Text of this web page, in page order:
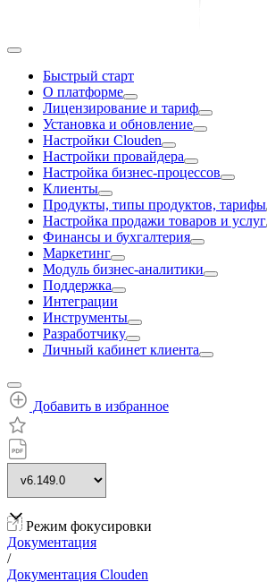
Быстрый старт
О платформе
Лицензирование и тариф
Установка и обновление
Настройки Clouden
Настройки провайдера
Настройка бизнес-процессов
Клиенты
Продукты, типы продуктов, тарифы
Настройка продажи товаров и услуг
Финансы и бухгалтерия
Маркетинг
Модуль бизнес-аналитики
Поддержка
Интеграции
Инструменты
Разработчику
Личный кабинет клиента
Добавить в избранное
Режим фокусировки
Документация
/
Документация Clouden